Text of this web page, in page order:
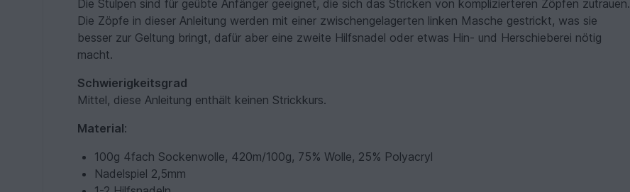
Die Stulpen sind für geübte Anfänger geeignet, die sich das Stricken von komplizierteren Zöpfen zutrauen.
Die Zöpfe in dieser Anleitung werden mit einer zwischengelagerten linken Masche gestrickt, was sie
besser zur Geltung bringt, dafür aber eine zweite Hilfsnadel oder etwas Hin- und Herschieberei nötig
macht.
Schwierigkeitsgrad
Mittel, diese Anleitung enthält keinen Strickkurs.
Material:
100g 4fach Sockenwolle, 420m/100g, 75% Wolle, 25% Polyacryl
Nadelspiel 2,5mm